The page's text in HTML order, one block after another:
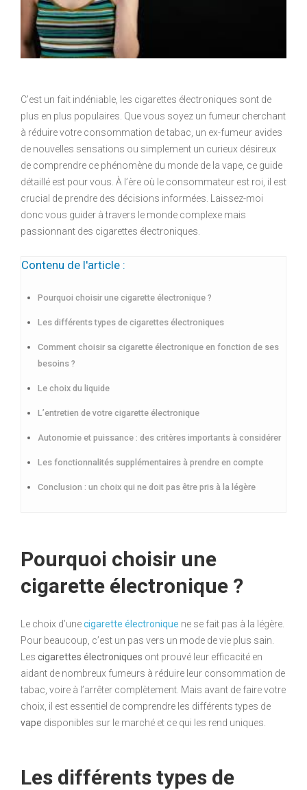
C’est un fait indéniable, les cigarettes électroniques sont de
plus en plus populaires. Que vous soyez un fumeur cherchant
à réduire votre consommation de tabac, un ex-fumeur avides
de nouvelles sensations ou simplement un curieux désireux
de comprendre ce phénomène du monde de la vape, ce guide
détaillé est pour vous. À l’ère où le consommateur est roi, il est
crucial de prendre des décisions informées. Laissez-moi
donc vous guider à travers le monde complexe mais
passionnant des cigarettes électroniques.
Contenu de l'article :
Pourquoi choisir une cigarette électronique ?
Les différents types de cigarettes électroniques
Comment choisir sa cigarette électronique en fonction de ses
besoins ?
Le choix du liquide
L’entretien de votre cigarette électronique
Autonomie et puissance : des critères importants à considérer
Les fonctionnalités supplémentaires à prendre en compte
Conclusion : un choix qui ne doit pas être pris à la légère
Pourquoi choisir une
cigarette électronique ?
Le choix d’unecigarette électronique ne se fait pas à la légère.
Pour beaucoup, c’est un pas vers un mode de vie plus sain.
Les cigarettes électroniques ont prouvé leur efficacité en
aidant de nombreux fumeurs à réduire leur consommation de
tabac, voire à l’arrêter complètement. Mais avant de faire votre
choix, il est essentiel de comprendre les différents types de
vape disponibles sur le marché et ce qui les rend uniques.
Les différents types de